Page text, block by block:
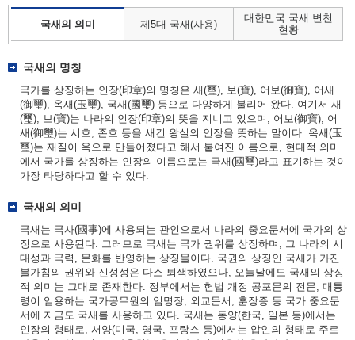
국새의 의미 제5대 국새(사용)
대한민국 국새 변천
현황
국새의 명칭
국가를 상징하는 인장(印章)의 명칭은 새(璽), 보(寶), 어보(御寶), 어새
(御璽), 옥새(玉璽), 국새(國璽) 등으로 다양하게 불리어 왔다. 여기서 새
(璽), 보(寶)는 나라의 인장(印章)의 뜻을 지니고 있으며, 어보(御寶), 어
새(御璽)는 시호, 존호 등을 새긴 왕실의 인장을 뜻하는 말이다. 옥새(玉
璽)는 재질이 옥으로 만들어졌다고 해서 붙여진 이름으로, 현대적 의미
에서 국가를 상징하는 인장의 이름으로는 국새(國璽)라고 표기하는 것이
가장 타당하다고 할 수 있다.
국새의 의미
국새는 국사(國事)에 사용되는 관인으로서 나라의 중요문서에 국가의 상
징으로 사용된다. 그러므로 국새는 국가 권위를 상징하며, 그 나라의 시
대성과 국력, 문화를 반영하는 상징물이다. 국권의 상징인 국새가 가진
불가침의 권위와 신성성은 다소 퇴색하였으나, 오늘날에도 국새의 상징
적 의미는 그대로 존재한다. 정부에서는 헌법 개정 공포문의 전문, 대통
령이 임용하는 국가공무원의 임명장, 외교문서, 훈장증 등 국가 중요문
서에 지금도 국새를 사용하고 있다. 국새는 동양(한국, 일본 등)에서는
인장의 형태로, 서양(미국, 영국, 프랑스 등)에서는 압인의 형태로 주로